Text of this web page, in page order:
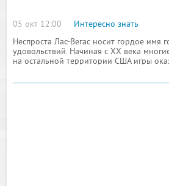
05 окт 12:00
Интересно знать
Неспроста Лас-Вегас носит гордое имя
удовольствий. Начиная с XX века
на остальной территории США игры
утолить свою страсть к игре.